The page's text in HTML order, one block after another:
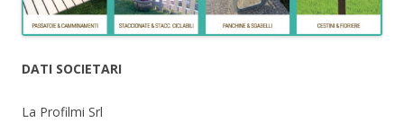
DATI SOCIETARI
La Profilmi Srl